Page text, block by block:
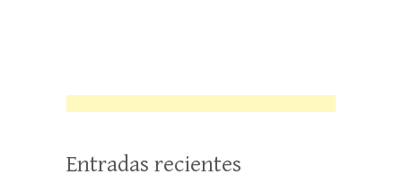
Entradas recientes